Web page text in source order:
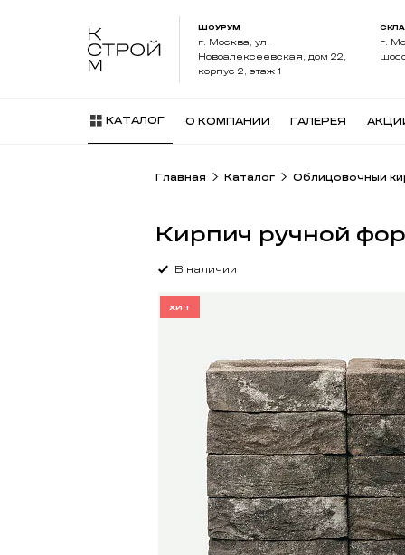
ШОУРУМ
г. Москва, ул.
Новоалексеевская, дом 22,
корпус 2, этаж 1
г.
КАТАЛОГ О КОМПАНИИ ГАЛЕРЕЯ
Главная Каталог Облицовочный
Кирпич ручной
В наличии
ХИТ